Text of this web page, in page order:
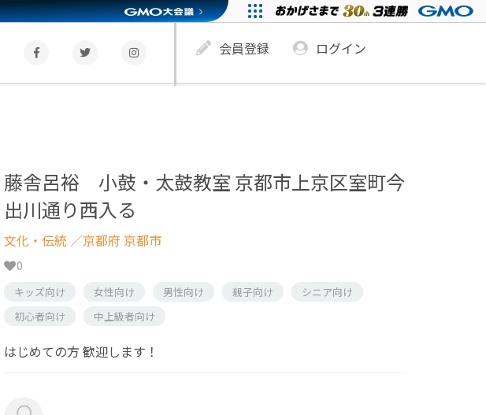
会員登録 ログイン
藤舎呂裕 小鼓・太鼓教室 京都市上京区室町今
出川通り西入る
文化・伝統 ／京都府 京都市
0
キッズ向け 女性向け 男性向け 親子向け
シニア向け
初心者向け
中上級者向け
はじめての方 歓迎します！